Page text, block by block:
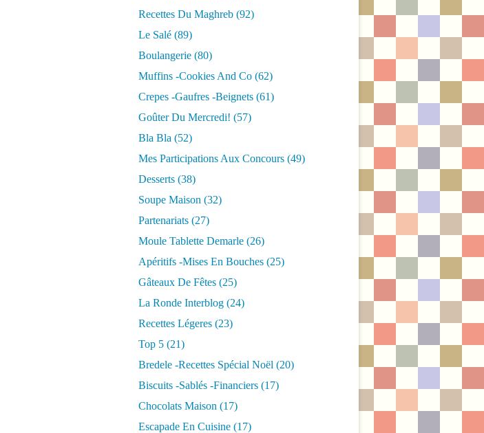
Recettes Du Maghreb (92)
Le Salé (89)
Boulangerie (80)
Muffins -cookies And Co (62)
Crepes -gaufres -beignets (61)
Goûter Du Mercredi! (57)
Bla Bla (52)
Mes Participations Aux Concours (49)
Desserts (38)
Soupe Maison (32)
Partenariats (27)
Moule Tablette Demarle (26)
Apéritifs -mises En Bouches (25)
Gâteaux De Fêtes (25)
La Ronde Interblog (24)
Recettes Légeres (23)
Top 5 (21)
Bredele -recettes Spécial Noël (20)
Biscuits -sablés -financiers (17)
Chocolats Maison (17)
Escapade En Cuisine (17)